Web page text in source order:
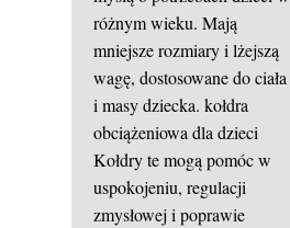
różnym wieku. Mają
mniejsze rozmiary i lżejszą
wagę, dostosowane do ciała
i masy dziecka. kołdra
obciążeniowa dla dzieci
Kołdry te mogą pomóc w
uspokojeniu, regulacji
zmysłowej i poprawie